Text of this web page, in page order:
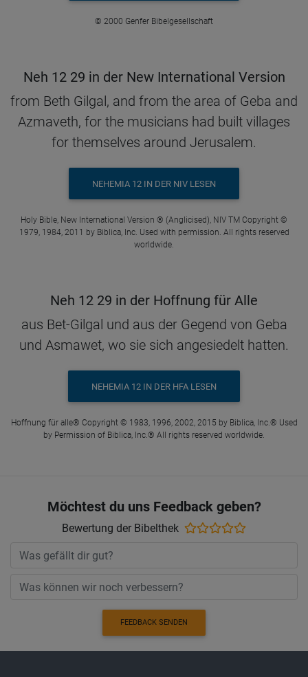
© 2000 Genfer Bibelgesellschaft
Neh 12 29 in der New International Version
from Beth Gilgal, and from the area of Geba and
Azmaveth, for the musicians had built villages
for themselves around Jerusalem.
NEHEMIA 12 IN DER NIV LESEN
Holy Bible, New International Version ® (Anglicised), NIV TM Copyright ©
1979, 1984, 2011 by Biblica, Inc. Used with permission. All rights reserved
worldwide.
Neh 12 29 in der Hoffnung für Alle
aus Bet-Gilgal und aus der Gegend von Geba
und Asmawet, wo sie sich angesiedelt hatten.
NEHEMIA 12 IN DER HFA LESEN
Hoffnung für alle® Copyright © 1983, 1996, 2002, 2015 by Biblica, Inc.® Used
by Permission of Biblica, Inc.® All rights reserved worldwide.
Möchtest du uns Feedback geben?
Bewertung der Bibelthek
FEEDBACK SENDEN